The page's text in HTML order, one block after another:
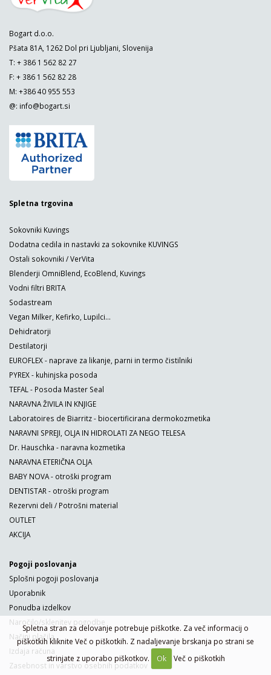
Spletna stran za delovanje potrebuje piškotke. Za več informacij o
piškotkih kliknite Več o piškotkih. Z nadaljevanje brskanja po strani se
strinjate z uporabo piškotkov.
Ok Več o piškotkih
Bogart d.o.o.
Pšata 81A, 1262 Dol pri Ljubljani, Slovenija
T: + 386 1 562 82 27
F: + 386 1 562 82 28
M: +386 40 955 553
@: info@bogart.si
Spletna trgovina
Sokovniki Kuvings
Dodatna cedila in nastavki za sokovnike KUVINGS
Ostali sokovniki / VerVita
Blenderji OmniBlend, EcoBlend, Kuvings
Vodni filtri BRITA
Sodastream
Vegan Milker, Kefirko, Lupilci...
Dehidratorji
Destilatorji
EUROFLEX - naprave za likanje, parni in termo čistilniki
PYREX - kuhinjska posoda
TEFAL - Posoda Master Seal
NARAVNA ŽIVILA IN KNJIGE
Laboratoires de Biarritz - biocertificirana dermokozmetika
NARAVNI SPREJI, OLJA IN HIDROLATI ZA NEGO TELESA
Dr. Hauschka - naravna kozmetika
NARAVNA ETERIČNA OLJA
BABY NOVA - otroški program
DENTISTAR - otroški program
Rezervni deli / Potrošni material
OUTLET
AKCIJA
Pogoji poslovanja
Splošni pogoji poslovanja
Uporabnik
Ponudba izdelkov
Naročilo/sklenitev pogodbe
Načini plačila
Izdaja računa
Zasebnost in varstvo osebnih podatkov